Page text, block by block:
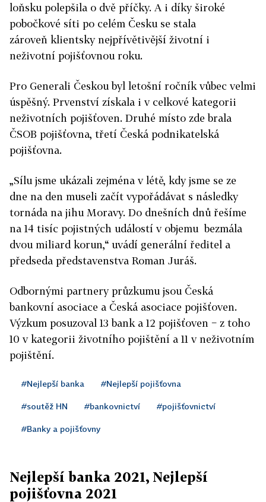
loňsku polepšila o dvě příčky. A i díky široké
pobočkové síti po celém Česku se stala
zároveň klientsky nejpřívětivější životní i
neživotní pojišťovnou roku.
Pro Generali Českou byl letošní ročník vůbec velmi
úspěšný. Prvenství získala i v celkové kategorii
neživotních pojišťoven. Druhé místo zde brala
ČSOB pojišťovna, třetí Česká podnikatelská
pojišťovna.
„Sílu jsme ukázali zejména v létě, kdy jsme se ze
dne na den museli začít vypořádávat s následky
tornáda na jihu Moravy. Do dnešních dnů řešíme
na 14 tisíc pojistných událostí v objemu bezmála
dvou miliard korun,“ uvádí generální ředitel a
předseda představenstva Roman Juráš.
Odbornými partnery průzkumu jsou Česká
bankovní asociace a Česká asociace pojišťoven.
Výzkum posuzoval 13 bank a 12 pojišťoven − z toho
10 v kategorii životního pojištění a 11 v neživotním
pojištění.
#Nejlepší banka #Nejlepší pojišťovna
#soutěž HN #bankovnictví #pojišťovnictví
#Banky a pojišťovny
Nejlepší banka 2021, Nejlepší
pojišťovna 2021